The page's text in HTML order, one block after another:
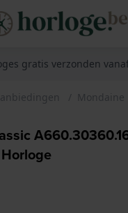
gratis verzonden
Mondaine